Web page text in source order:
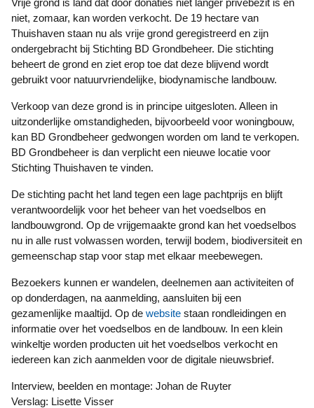
Vrije grond is land dat door donaties niet langer privébezit is en
niet, zomaar, kan worden verkocht. De 19 hectare van
Thuishaven staan nu als vrije grond geregistreerd en zijn
ondergebracht bij Stichting BD Grondbeheer. Die stichting
beheert de grond en ziet erop toe dat deze blijvend wordt
gebruikt voor natuurvriendelijke, biodynamische landbouw.
Verkoop van deze grond is in principe uitgesloten. Alleen in
uitzonderlijke omstandigheden, bijvoorbeeld voor woningbouw,
kan BD Grondbeheer gedwongen worden om land te verkopen.
BD Grondbeheer is dan verplicht een nieuwe locatie voor
Stichting Thuishaven te vinden.
De stichting pacht het land tegen een lage pachtprijs en blijft
verantwoordelijk voor het beheer van het voedselbos en
landbouwgrond. Op de vrijgemaakte grond kan het voedselbos
nu in alle rust volwassen worden, terwijl bodem, biodiversiteit en
gemeenschap stap voor stap met elkaar meebewegen.
Bezoekers kunnen er wandelen, deelnemen aan activiteiten of
op donderdagen, na aanmelding, aansluiten bij een
gezamenlijke maaltijd. Op de website staan rondleidingen en
informatie over het voedselbos en de landbouw. In een klein
winkeltje worden producten uit het voedselbos verkocht en
iedereen kan zich aanmelden voor de digitale nieuwsbrief.
Interview, beelden en montage: Johan de Ruyter
Verslag: Lisette Visser